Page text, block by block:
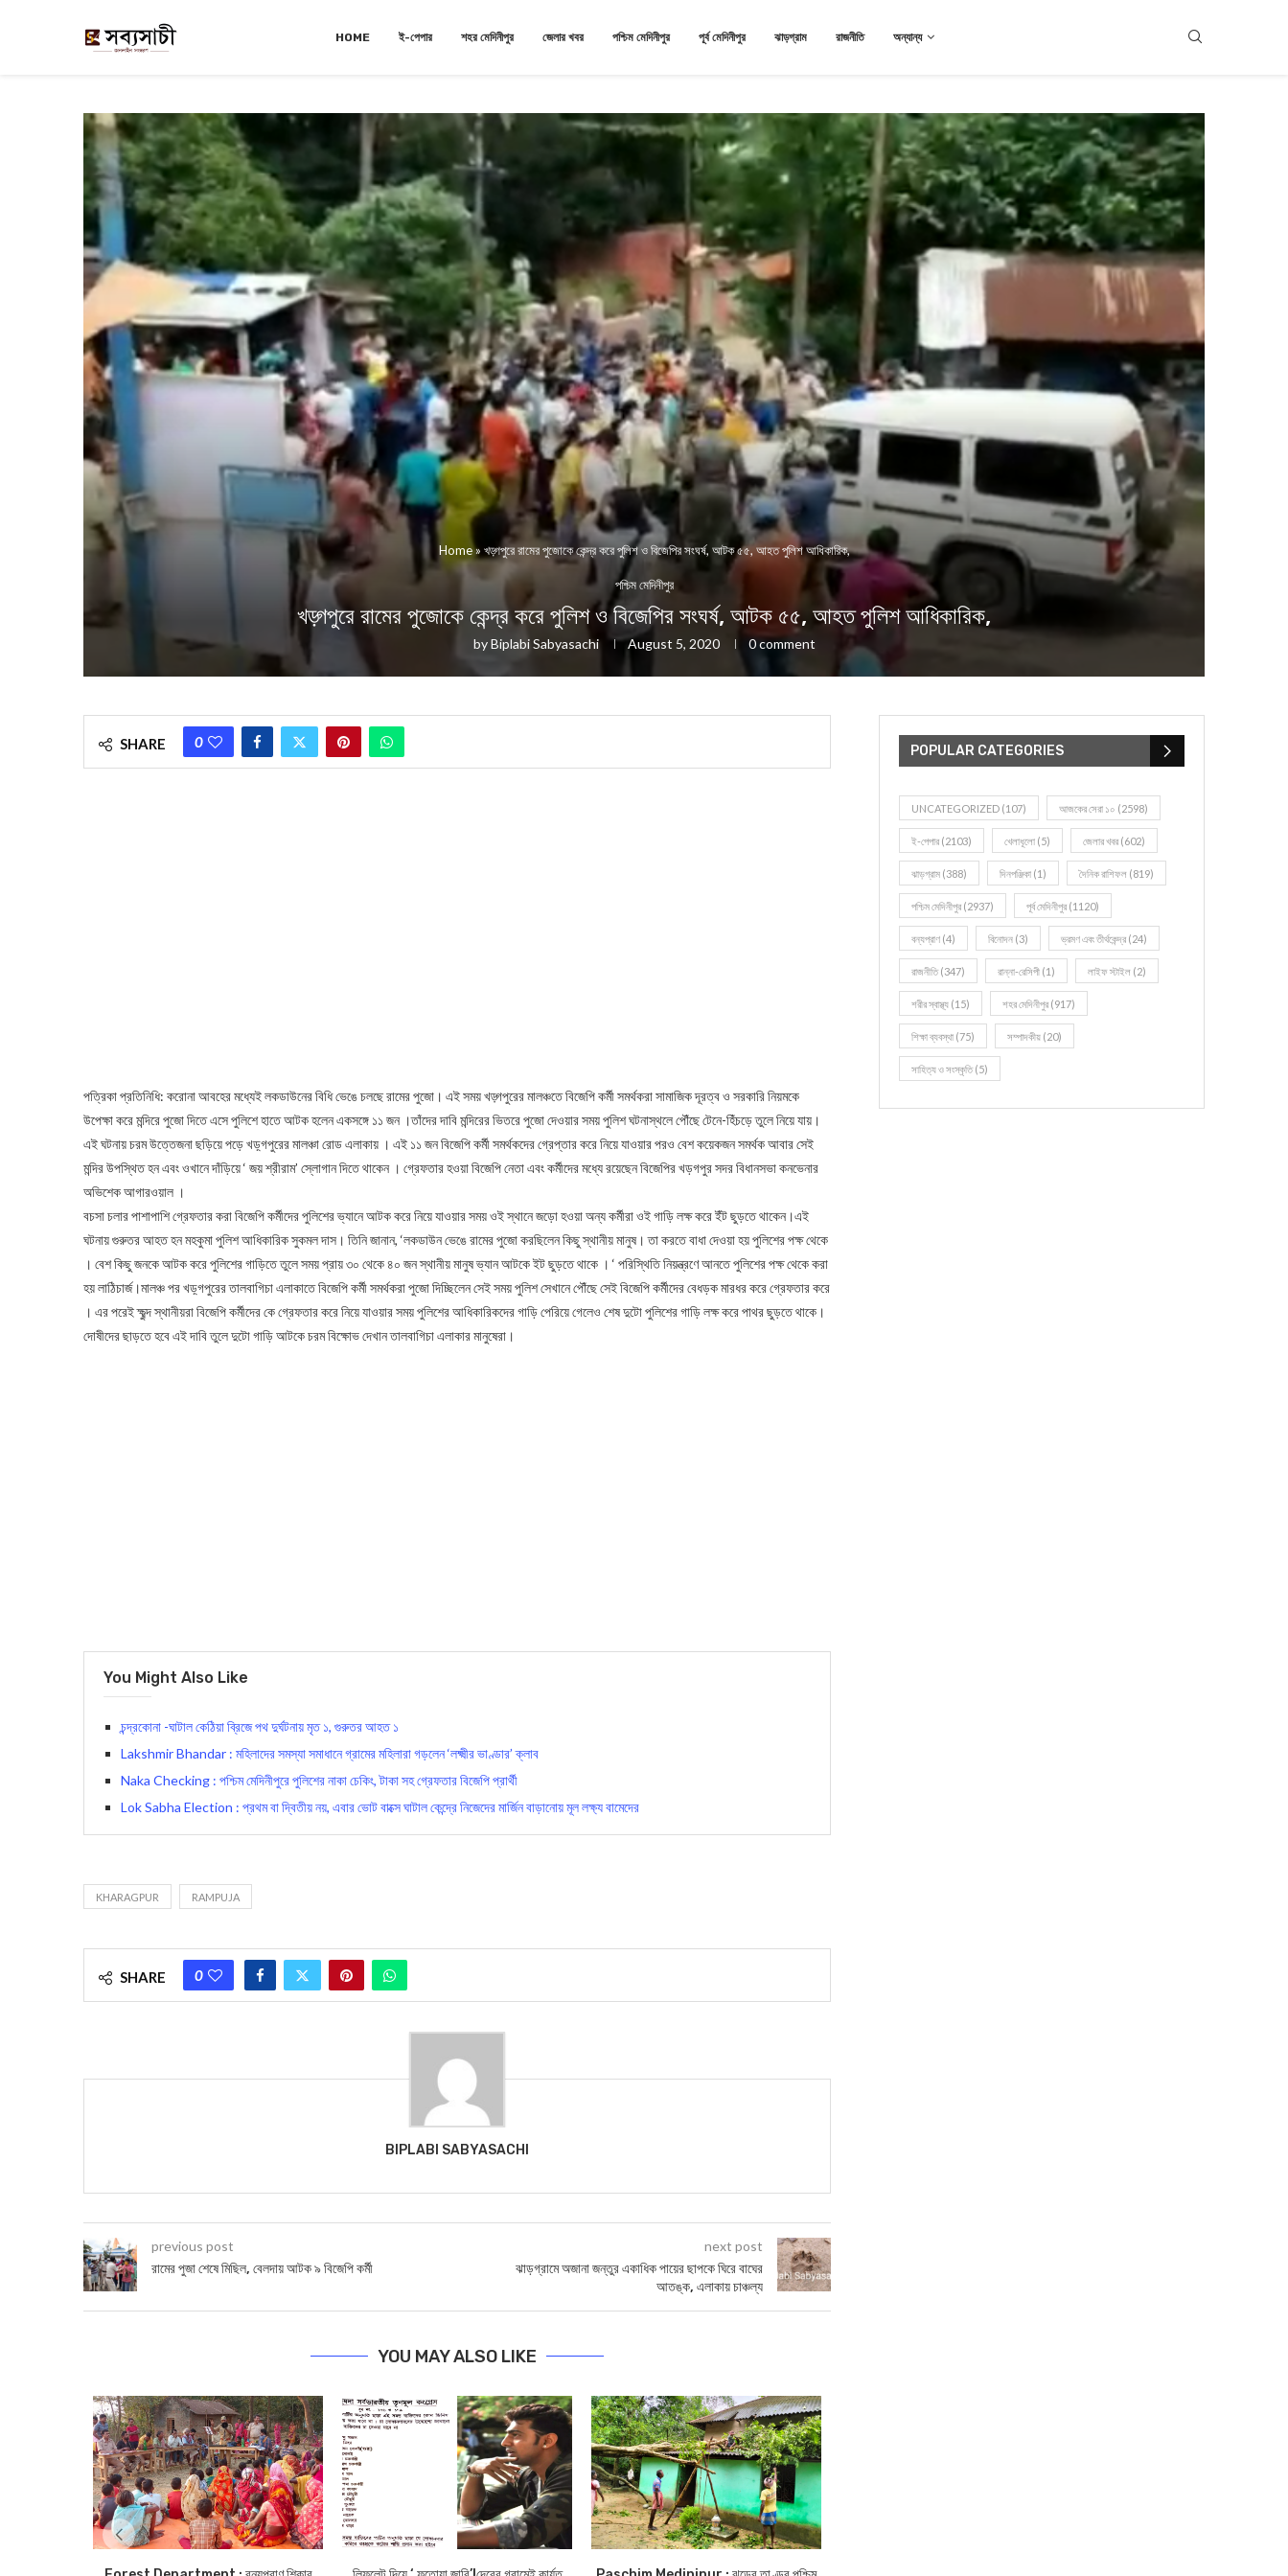
HOME ই-পেপার শহর মেদিনীপুর জেলার খবর পশ্চিম মেদিনীপুর পূর্ব মেদিনীপুর ঝাড়গ্রাম রাজনীতি অন্যান্য
Home» খড়্গপুরে র‍ামের পুজোকে কেন্দ্র করে পুলিশ ও বিজেপির সংঘর্ষ, আটক ৫৫, আহত পুলিশ আধিকারিক,
পশ্চিম মেদিনীপুর
খড়্গপুরে র‍ামের পুজোকে কেন্দ্র করে পুলিশ ও বিজেপির সংঘর্ষ, আটক ৫৫, আহত পুলিশ আধিকারিক,
byBiplabi Sabyasachi August 5, 2020 0 comment
SHARE 0
পত্রিকা প্রতিনিধি: করোনা আবহের মধ্যেই লকডাউনের বিধি ভেঙে চলছে রামের পুজো। এই সময় খড়্গপুরের মালঞ্চতে বিজেপি কর্মী সমর্থকরা সামাজিক দূরত্ব ও সরকারি নিয়মকে
উপেক্ষা করে মন্দিরে পুজো দিতে এসে পুলিশে হাতে আটক হলেন একসঙ্গে ১১ জন ।তাঁদের দাবি মন্দিরের ভিতরে পুজো দেওয়ার সময় পুলিশ ঘটনাস্থলে পৌঁছে টেনে-হিঁচড়ে তুলে নিয়ে যায়।
এই ঘটনায় চরম উত্তেজনা ছড়িয়ে পড়ে খড়্গপুরের মালঞ্চা রোড এলাকায় । এই ১১ জন বিজেপি কর্মী সমর্থকদের গ্রেপ্তার করে নিয়ে যাওয়ার পরও বেশ কয়েকজন সমর্থক আবার সেই
মন্দির উপস্থিত হন এবং ওখানে দাঁড়িয়ে ‘ জয় শ্রীরাম’ স্লোগান দিতে থাকেন । গ্রেফতার হওয়া বিজেপি নেতা এবং কর্মীদের মধ্যে রয়েছেন বিজেপির খড়গপুর সদর বিধানসভা কনভেনার
অভিশেক আগারওয়াল ।
বচসা চলার পাশাপাশি গ্রেফতার করা বিজেপি কর্মীদের পুলিশের ভ্যানে আটক করে নিয়ে যাওয়ার সময় ওই স্থানে জড়ো হওয়া অন্য কর্মীরা ওই গাড়ি লক্ষ করে ইঁট ছুড়তে থাকেন।এই
ঘটনায় গুরুতর আহত হন মহকুমা পুলিশ আধিকারিক সুকমল দাস। তিনি জানান, ‘লকডাউন ভেঙে রামের পুজো করছিলেন কিছু স্থানীয় মানুষ। তা করতে বাধা দেওয়া হয় পুলিশের পক্ষ থেকে
। বেশ কিছু জনকে আটক করে পুলিশের গাড়িতে তুলে সময় প্রায় ৩০ থেকে ৪০ জন স্থানীয় মানুষ ভ্যান আটকে ইট ছুড়তে থাকে । ‘ পরিস্থিতি নিয়ন্ত্রণে আনতে পুলিশের পক্ষ থেকে করা
হয় লাঠিচার্জ।মালঞ্চ পর খড়্গপুরের তালবাগিচা এলাকাতে বিজেপি কর্মী সমর্থকরা পুজো দিচ্ছিলেন সেই সময় পুলিশ সেখানে পৌঁছে সেই বিজেপি কর্মীদের বেধড়ক মারধর করে গ্রেফতার করে
। এর পরেই ক্ষুব্দ স্থানীয়রা বিজেপি কর্মীদের কে গ্রেফতার করে নিয়ে যাওয়ার সময় পুলিশের আধিকারিকদের গাড়ি পেরিয়ে গেলেও শেষ দুটো পুলিশের গাড়ি লক্ষ করে পাথর ছুড়তে থাকে।
দোষীদের ছাড়তে হবে এই দাবি তুলে দুটো গাড়ি আটকে চরম বিক্ষোভ দেখান তালবাগিচা এলাকার মানুষেরা।
You Might Also Like
চন্দ্রকোনা -ঘাটাল কেঠিয়া ব্রিজে পথ দুর্ঘটনায় মৃত ১, গুরুতর আহত ১
Lakshmir Bhandar : মহিলাদের সমস্যা সমাধানে গ্রামের মহিলারা গড়লেন ‘লক্ষ্মীর ভাণ্ডার’ ক্লাব
Naka Checking : পশ্চিম মেদিনীপুরে পুলিশের নাকা চেকিং, টাকা সহ গ্রেফতার বিজেপি প্রার্থী
Lok Sabha Election : প্রথম বা দ্বিতীয় নয়, এবার ভোট বাক্সে ঘাটাল কেন্দ্রে নিজেদের মার্জিন বাড়ানোয় মূল লক্ষ্য বামেদের
KHARAGPUR RAMPUJA
SHARE 0
BIPLABI SABYASACHI
previous post
রামের পুজা শেষে মিছিল, বেলদায় আটক ৯ বিজেপি কর্মী
next post
ঝাড়গ্রামে অজানা জন্তুর একাধিক পায়ের ছাপকে ঘিরে বাঘের
আতঙ্ক, এলাকায় চাঞ্চল্য
YOU MAY ALSO LIKE
POPULAR CATEGORIES
UNCATEGORIZED (107) আজকের সেরা ১০ (2598)
ই-পেপার (2103) খেলাধূলো (5) জেলার খবর (602)
ঝাড়গ্রাম (388) দিনপঞ্জিকা (1) দৈনিক রাশিফল (819)
পশ্চিম মেদিনীপুর (2937) পূর্ব মেদিনীপুর (1120)
বন্যপ্রাণ (4) বিনোদন (3) ভ্রমণ এবং তীর্থকেন্দ্র (24)
রাজনীতি(347) রান্না-রেসিপী (1) লাইফ স্টাইল (2)
শরীর স্বাস্থ্য (15) শহর মেদিনীপুর (917)
শিক্ষা ব্যবস্থা (75) সম্পাদকীয় (20)
সাহিত্য ও সংস্কৃতি(5)